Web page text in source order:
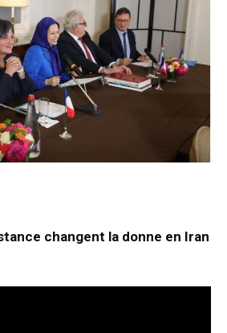
changent la donne en Iran